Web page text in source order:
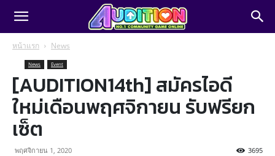
หน้าแรก News
News Event
[AUDITION14th] สมัครไอดี
ใหม่เดือนพฤศจิกายน รับฟรียก
เซ็ต
พฤศจิกายน 1, 2020 3695